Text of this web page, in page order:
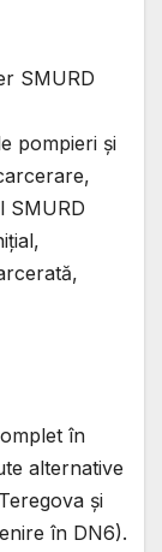
SMURD
pompieri și
SMURD
în
alternative
și
în DN6).